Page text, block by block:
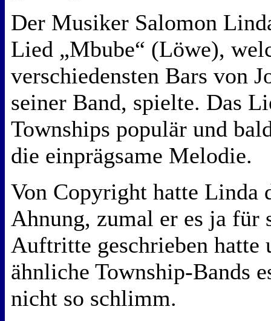
Der Musiker Salomon
Lied „Mbube“ (Löwe),
verschiedensten Bars von
seiner Band, spielte. Das
Townships populär und
die einprägsame Melodie.
Von Copyright hatte Linda
Ahnung, zumal er es ja für
Auftritte geschrieben hatte
ähnliche Township-Bands
nicht so schlimm.